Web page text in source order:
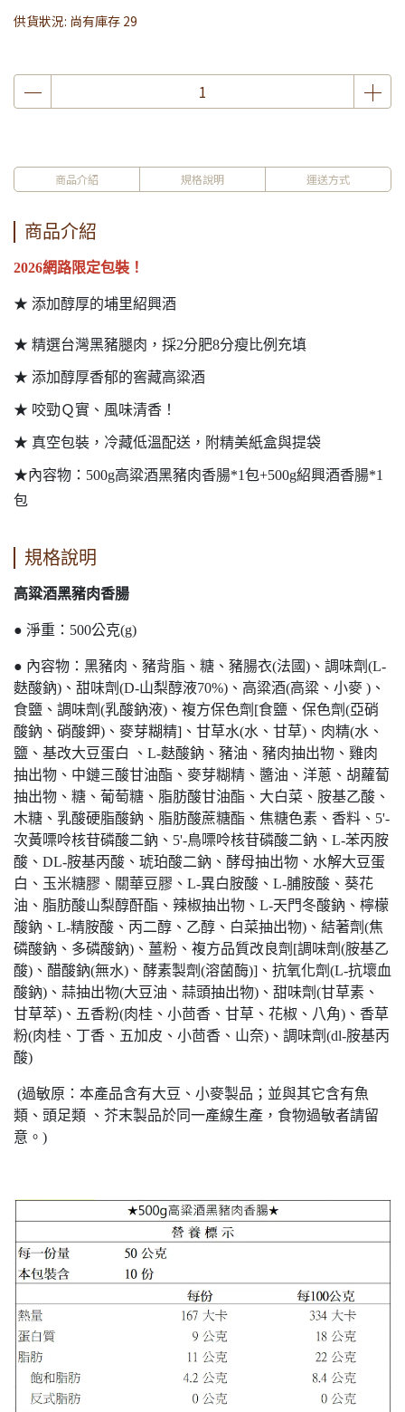
供貨狀況: 尚有庫存 29
商品介紹 規格說明 運送方式
商品介紹
2026網路限定包裝！
★ 添加醇厚的埔里紹興酒
★ 精選台灣黑豬腿肉，採2分肥8分瘦比例充填
★ 添加醇厚香郁的窖藏高粱酒
★ 咬勁Ｑ實、風味清香！
★ 真空包裝，冷藏低溫配送，附精美紙盒與提袋
★內容物：500g高粱酒黑豬肉香腸*1包+500g紹興酒香腸*1
包
規格說明
高粱酒黑豬肉香腸
● 淨重：500公克(g)
● 內容物：黑豬肉、豬背脂、糖、豬腸衣(法國)、調味劑(L-
麩酸鈉)、甜味劑(D-山梨醇液70%)、高粱酒(高粱、小麥 )、
食鹽、調味劑(乳酸鈉液)、複方保色劑[食鹽、保色劑(亞硝
酸鈉、硝酸鉀)、麥芽糊精]、甘草水(水、甘草)、肉精(水、
鹽、基改大豆蛋白 、L-麩酸鈉、豬油、豬肉抽出物、雞肉
抽出物、中鏈三酸甘油酯、麥芽糊精、醬油、洋蔥、胡蘿蔔
抽出物、糖、葡萄糖、脂肪酸甘油酯、大白菜、胺基乙酸、
木糖、乳酸硬脂酸鈉、脂肪酸蔗糖酯、焦糖色素、香料、5'-
次黃嘌呤核苷磷酸二鈉、5'-鳥嘌呤核苷磷酸二鈉、L-苯丙胺
酸、DL-胺基丙酸、琥珀酸二鈉、酵母抽出物、水解大豆蛋
白、玉米糖膠、關華豆膠、L-異白胺酸、L-脯胺酸、葵花
油、脂肪酸山梨醇酐酯、辣椒抽出物、L-天門冬酸鈉、檸檬
酸鈉、L-精胺酸、丙二醇、乙醇、白菜抽出物)、結著劑(焦
磷酸鈉、多磷酸鈉)、薑粉、複方品質改良劑[調味劑(胺基乙
酸)、醋酸鈉(無水)、酵素製劑(溶菌酶)]、抗氧化劑(L-抗壞血
酸鈉)、蒜抽出物(大豆油、蒜頭抽出物)、甜味劑(甘草素、
甘草萃)、五香粉(肉桂、小茴香、甘草、花椒、八角)、香草
粉(肉桂、丁香、五加皮、小茴香、山奈)、調味劑(dl-胺基丙
酸)
(過敏原：本產品含有大豆、小麥製品；並與其它含有魚
類、頭足類 、芥末製品於同一產線生產，食物過敏者請留
意。)